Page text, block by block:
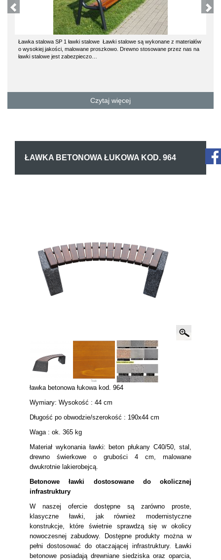
Ławka stalowa SP 1 ławki stalowe Ławki stalowe są wykonane z materiałów
o wysokiej jakości, malowane proszkowo. Drewno stosowane przez nas na
ławki stalowe jest zabezpieczo…
Czytaj więcej
ŁAWKA BETONOWA ŁUKOWA KOD. 964
ławka betonowa łukowa kod. 964
Wymiary: Wysokość : 44 cm
Długość po obwodzie/szerokość : 190x44 cm
Waga : ok. 365 kg
Materiał wykonania ławki: beton płukany C40/50, stal,
drewno świerkowe o grubości 4 cm, malowane
dwukrotnie lakierobejcą.
Betonowe ławki dostosowane do okolicznej
infrastruktury
W naszej ofercie dostępne są zarówno proste,
klasyczne ławki, jak również modernistyczne
konstrukcje, które świetnie sprawdzą się w okolicy
nowoczesnej zabudowy. Dostępne produkty można w
pełni dostosować do otaczającej infrastruktury. Ławki
betonowe posiadają drewniane siedziska oraz oparcia,